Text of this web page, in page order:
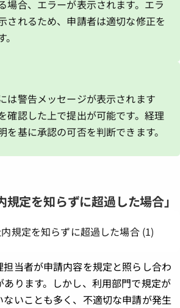
場合、エラーが表示されます。エラ
されるため、申請者は適切な修正を
は警告メッセージが表示されます
確認した上で提出が可能です。経理
を基に承認の可否を判断できます。
規定を知らずに超過した場合」
当者が申請内容を規定と照らし合わ
ります。しかし、利用部門で規定が
いことも多く、不適切な申請が発生